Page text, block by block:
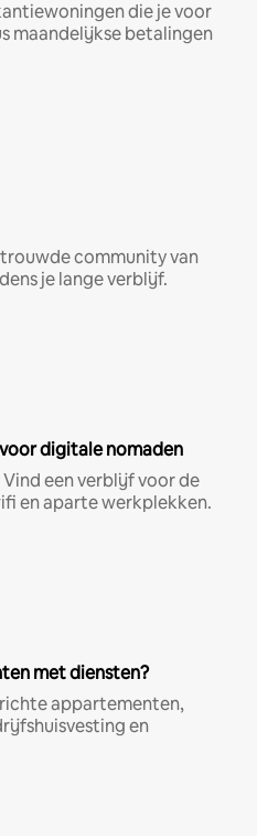
die je voor
maandelijkse betalingen
community van
je lange verblijf.
digitale nomaden
een verblijf voor de
en aparte werkplekken.
met diensten?
appartementen,
en